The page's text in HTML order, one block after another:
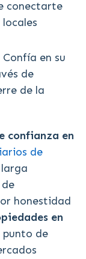
conectarte
Confía en su
de
de la
confianza en
de
honestidad
en
punto de